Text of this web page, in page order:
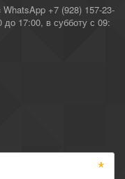
+7 (928) 157-23-
17:00, в субботу с 09:
*